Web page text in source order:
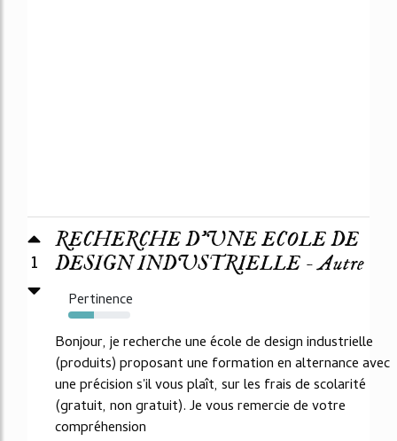
1
RECHERCHE D'UNE ECOLE DE
DESIGN INDUSTRIELLE - Autre
Pertinence
41%
Bonjour, je recherche une école de design industrielle
(produits) proposant une formation en alternance avec
une précision s'il vous plaît, sur les frais de scolarité
(gratuit, non gratuit). Je vous remercie de votre
compréhension